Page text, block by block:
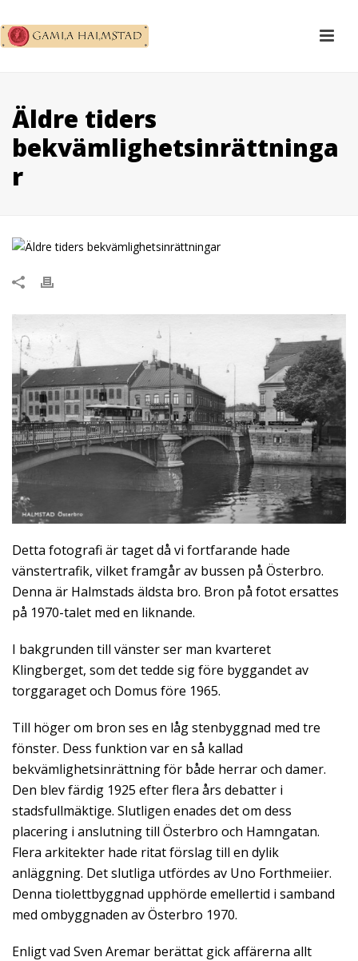
Äldre tiders
bekvämlighetsinrättninga
r
Detta fotografi är taget då vi fortfarande hade
vänstertrafik, vilket framgår av bussen på Österbro.
Denna är Halmstads äldsta bro. Bron på fotot ersattes
på 1970-talet med en liknande.
I bakgrunden till vänster ser man kvarteret
Klingberget, som det tedde sig före byggandet av
torggaraget och Domus före 1965.
Till höger om bron ses en låg stenbyggnad med tre
fönster. Dess funktion var en så kallad
bekvämlighetsinrättning för både herrar och damer.
Den blev färdig 1925 efter flera års debatter i
stadsfullmäktige. Slutligen enades det om dess
placering i anslutning till Österbro och Hamngatan.
Flera arkitekter hade ritat förslag till en dylik
anläggning. Det slutliga utfördes av Uno Forthmeiier.
Denna tiolettbyggnad upphörde emellertid i samband
med ombyggnaden av Österbro 1970.
Enligt vad Sven Aremar berättat gick affärerna allt